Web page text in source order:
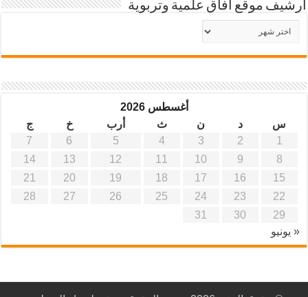
أرشيف موقع آفاق علمية وتربوية
أرشيف
موقع
آفاق
أغسطس 2026
س
د ن ث أرب خ
ج
1
2
3
4
5
6
7
8
9
10
11
12
13
14
15
16
17
18
19
20
21
22
23
24
25
26
27
28
29
30
31
« يونيو